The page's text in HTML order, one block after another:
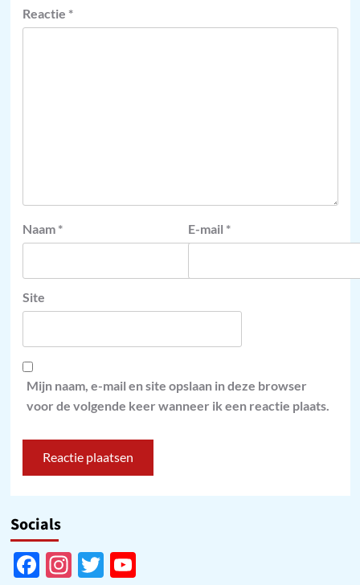
Reactie *
Naam * E-mail *
Site
Mijn naam, e-mail en site opslaan in deze browser
voor de volgende keer wanneer ik een reactie plaats.
Socials
Facebook
Instagram
Twitter
YouTube